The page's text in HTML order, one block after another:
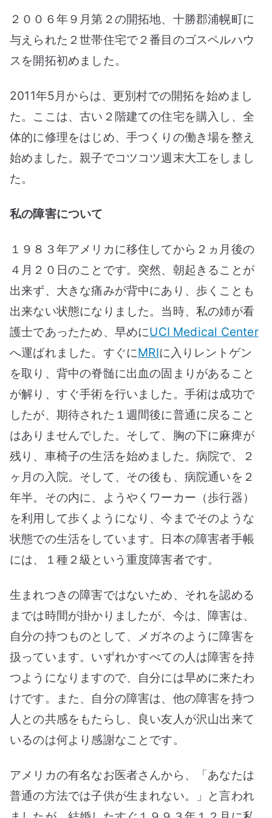
２００６年９月第２の開拓地、十勝郡浦幌町に
与えられた２世帯住宅で２番目のゴスペルハウ
スを開拓初めました。
2011年5月からは、更別村での開拓を始めまし
た。ここは、古い２階建ての住宅を購入し、全
体的に修理をはじめ、手つくりの働き場を整え
始めました。親子でコツコツ週末大工をしまし
た。
私の障害について
１９８３年アメリカに移住してから２ヵ月後の
４月２０日のことです。突然、朝起きることが
出来ず、大きな痛みが背中にあり、歩くことも
出来ない状態になりました。当時、私の姉が看
護士であったため、早めにUCI Medical Center
へ運ばれました。すぐにMRIに入りレントゲン
を取り、背中の脊髄に出血の固まりがあること
が解り、すぐ手術を行いました。手術は成功で
したが、期待された１週間後に普通に戻ること
はありませんでした。そして、胸の下に麻痺が
残り、車椅子の生活を始めました。病院で、２
ヶ月の入院。そして、その後も、病院通いを２
年半。その内に、ようやくワーカー（歩行器）
を利用して歩くようになり、今までそのような
状態での生活をしています。日本の障害者手帳
には、１種２級という重度障害者です。
生まれつきの障害ではないため、それを認める
までは時間が掛かりましたが、今は、障害は、
自分の持つものとして、メガネのように障害を
扱っています。いずれかすべての人は障害を持
つようになりますので、自分には早めに来たわ
けです。また、自分の障害は、他の障害を持つ
人との共感をもたらし、良い友人が沢山出来て
いるのは何より感謝なことです。
アメリカの有名なお医者さんから、「あなたは
普通の方法では子供が生まれない。」と言われ